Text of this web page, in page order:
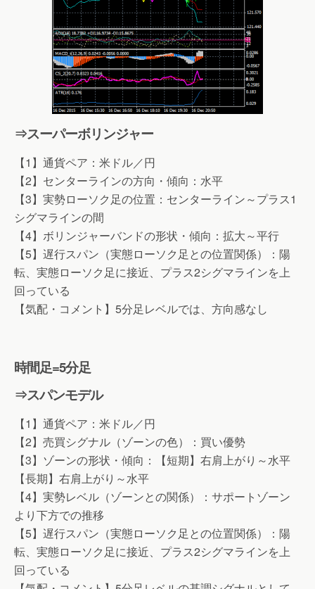
⇒スーパーボリンジャー
【1】通貨ペア：米ドル／円
【2】センターラインの方向・傾向：水平
【3】実勢ローソク足の位置：センターライン～プラス1
シグマラインの間
【4】ボリンジャーバンドの形状・傾向：拡大～平行
【5】遅行スパン（実態ローソク足との位置関係）：陽
転、実態ローソク足に接近、プラス2シグマラインを上
回っている
【気配・コメント】5分足レベルでは、方向感なし
時間足=5分足
⇒スパンモデル
【1】通貨ペア：米ドル／円
【2】売買シグナル（ゾーンの色）：買い優勢
【3】ゾーンの形状・傾向：【短期】右肩上がり～水平
【長期】右肩上がり～水平
【4】実勢レベル（ゾーンとの関係）：サポートゾーン
より下方での推移
【5】遅行スパン（実態ローソク足との位置関係）：陽
転、実態ローソク足に接近、プラス2シグマラインを上
回っている